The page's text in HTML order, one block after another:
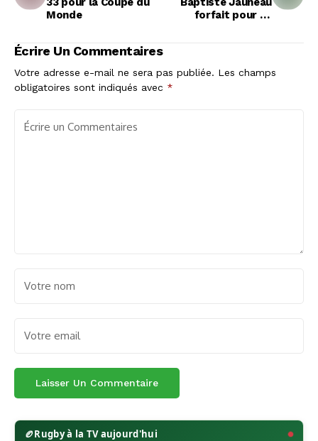
Monde
forfait pour La
Écrire Un Commentaires
Votre adresse e-mail ne sera pas publiée. Les champs
obligatoires sont indiqués avec *
🏉Rugby à la TV aujourd'hui